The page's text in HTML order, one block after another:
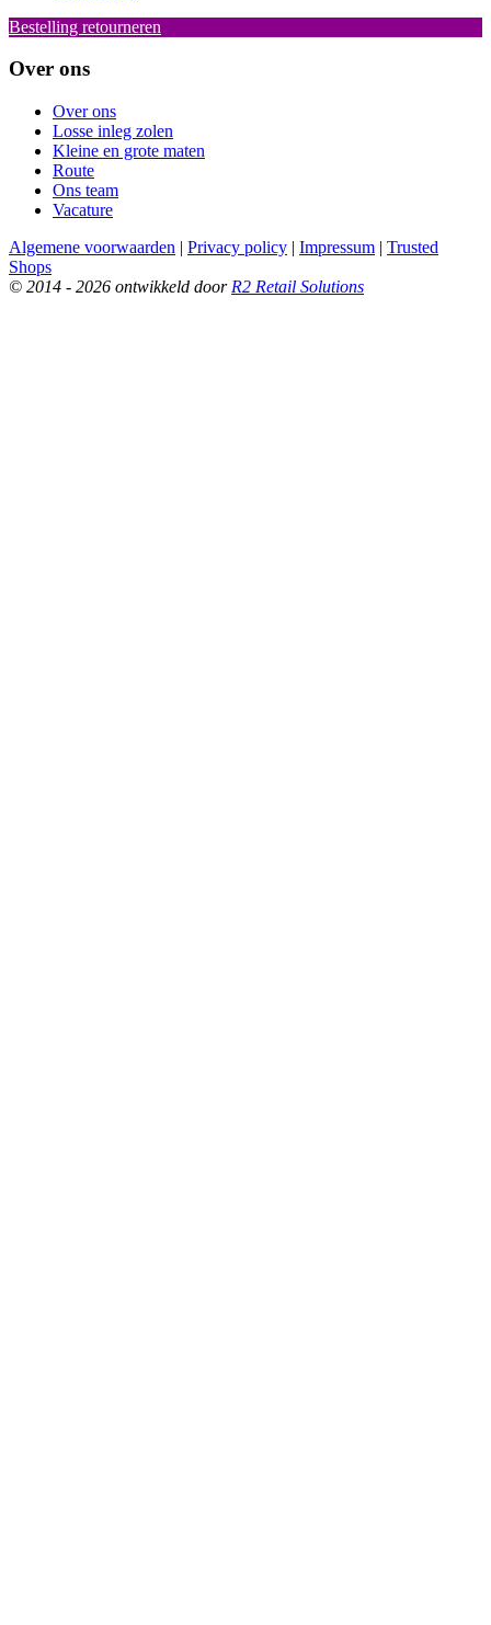
Bestelling retourneren
Over ons
Over ons
Losse inleg zolen
Kleine en grote maten
Route
Ons team
Vacature
Algemene voorwaarden | Privacy policy | Impressum | Trusted
Shops
© 2014 - 2026 ontwikkeld door R2 Retail Solutions